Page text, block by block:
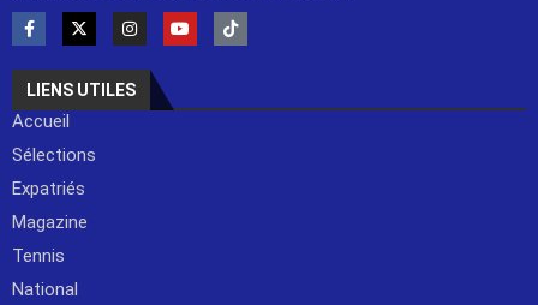
LIENS UTILES
Accueil
Sélections
Expatriés
Magazine
Tennis
National